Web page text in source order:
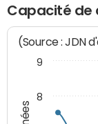
Capacité de
(Source : JDN
8
9